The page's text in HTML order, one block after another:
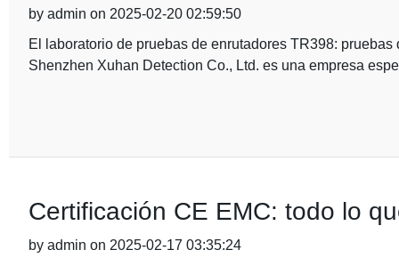
by admin on 2025-02-20 02:59:50
El laboratorio de pruebas de enrutadores TR398:
Shenzhen Xuhan Detection Co., Ltd. es una empresa
Certificación CE EMC: todo lo
by admin on 2025-02-17 03:35:24